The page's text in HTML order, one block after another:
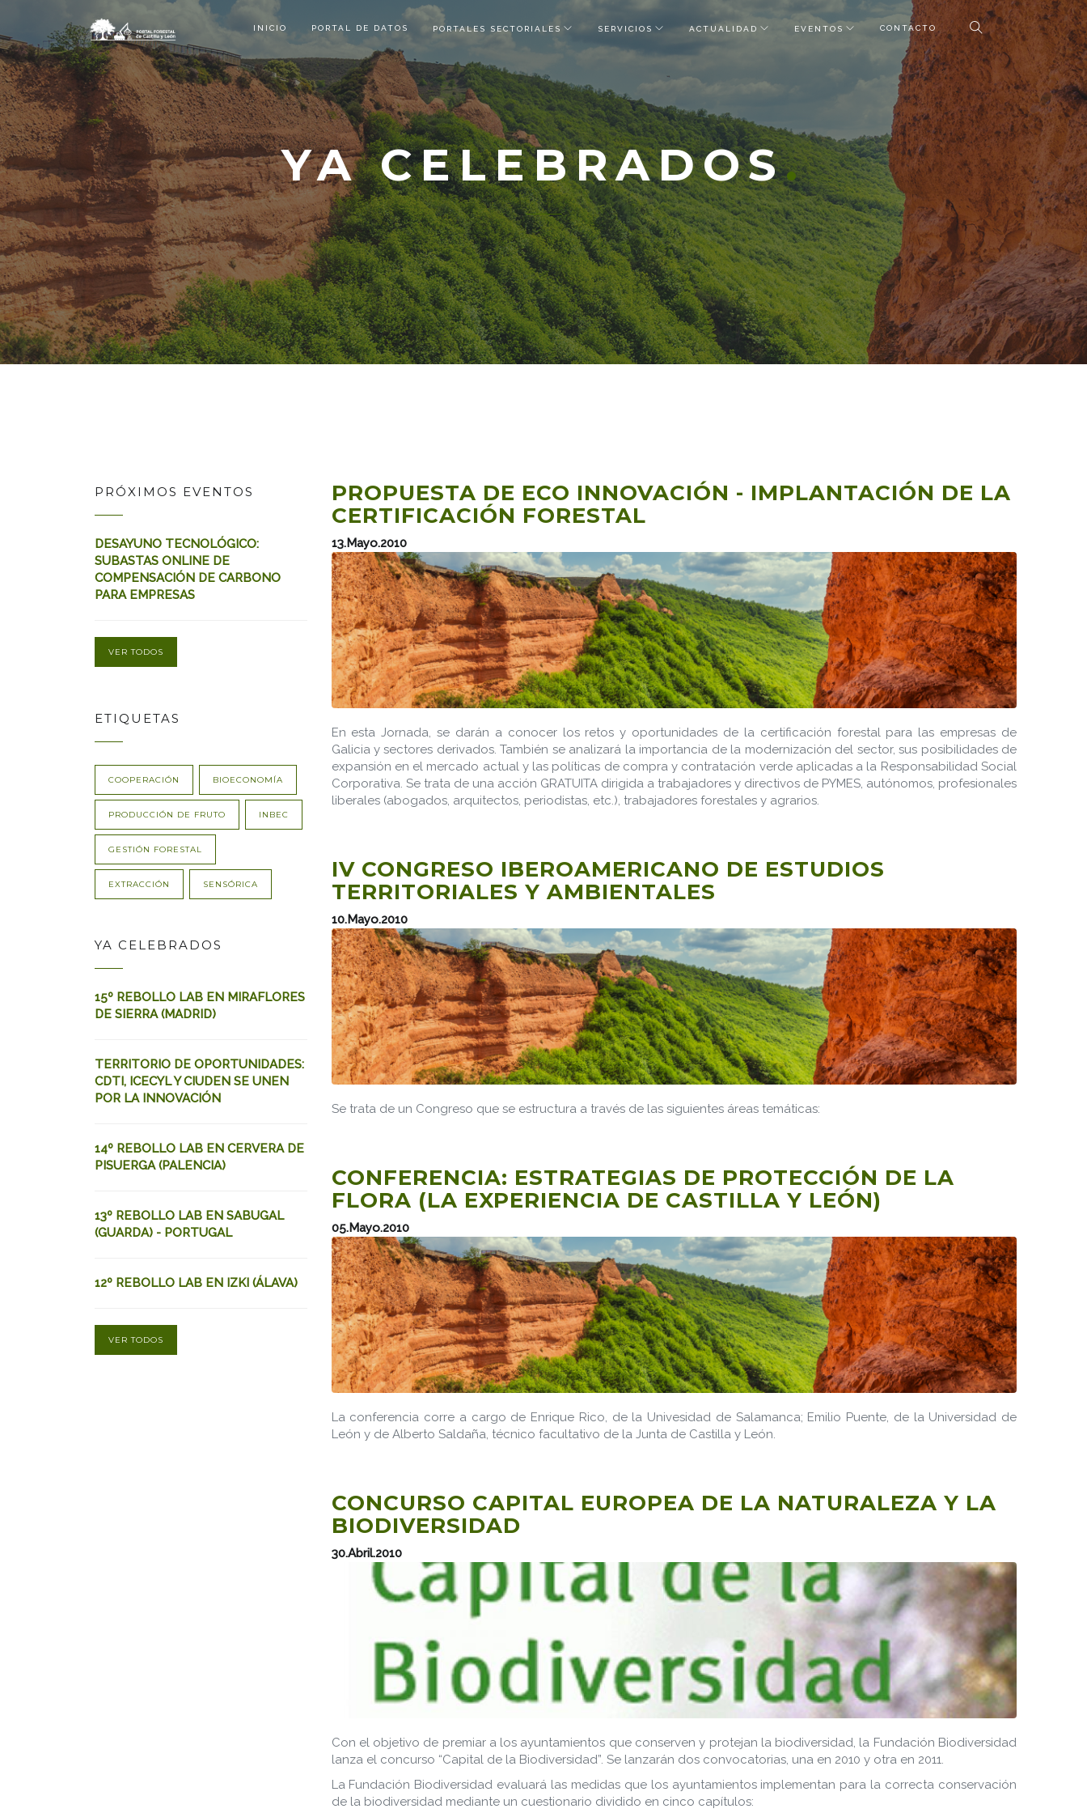
INICIO PORTAL DE DATOS PORTALES SECTORIALES SERVICIOS ACTUALIDAD EVENTOS CONTACTO
YA CELEBRADOS
PRÓXIMOS EVENTOS
DESAYUNO TECNOLÓGICO:
SUBASTAS ONLINE DE
COMPENSACIÓN DE CARBONO
PARA EMPRESAS
VER TODOS
ETIQUETAS
COOPERACIÓN BIOECONOMÍA
PRODUCCIÓN DE FRUTO INBEC
GESTIÓN FORESTAL
EXTRACCIÓN SENSÓRICA
YA CELEBRADOS
15º REBOLLO LAB EN MIRAFLORES
DE SIERRA (MADRID)
TERRITORIO DE OPORTUNIDADES:
CDTI, ICECYL Y CIUDEN SE UNEN
POR LA INNOVACIÓN
14º REBOLLO LAB EN CERVERA DE
PISUERGA (PALENCIA)
13º REBOLLO LAB EN SABUGAL
(GUARDA) - PORTUGAL
12º REBOLLO LAB EN IZKI (ÁLAVA)
VER TODOS
PROPUESTA DE ECO INNOVACIÓN - IMPLANTACIÓN DE LA
CERTIFICACIÓN FORESTAL
13.Mayo.2010
En esta Jornada, se darán a conocer los retos y oportunidades de la certificación forestal para las empresas de
Galicia y sectores derivados. También se analizará la importancia de la modernización del sector, sus posibilidades de
expansión en el mercado actual y las políticas de compra y contratación verde aplicadas a la Responsabilidad Social
Corporativa. Se trata de una acción GRATUITA dirigida a trabajadores y directivos de PYMES, autónomos, profesionales
liberales (abogados, arquitectos, periodistas, etc.), trabajadores forestales y agrarios.
IV CONGRESO IBEROAMERICANO DE ESTUDIOS
TERRITORIALES Y AMBIENTALES
10.Mayo.2010
Se trata de un Congreso que se estructura a través de las siguientes áreas temáticas:
CONFERENCIA: ESTRATEGIAS DE PROTECCIÓN DE LA
FLORA (LA EXPERIENCIA DE CASTILLA Y LEÓN)
05.Mayo.2010
La conferencia corre a cargo de Enrique Rico, de la Univesidad de Salamanca; Emilio Puente, de la Universidad de
León y de Alberto Saldaña, técnico facultativo de la Junta de Castilla y León.
CONCURSO CAPITAL EUROPEA DE LA NATURALEZA Y LA
BIODIVERSIDAD
30.Abril.2010
Con el objetivo de premiar a los ayuntamientos que conserven y protejan la biodiversidad, la Fundación Biodiversidad
lanza el concurso “Capital de la Biodiversidad”. Se lanzarán dos convocatorias, una en 2010 y otra en 2011.
La Fundación Biodiversidad evaluará las medidas que los ayuntamientos implementan para la correcta conservación
de la biodiversidad mediante un cuestionario dividido en cinco capítulos: